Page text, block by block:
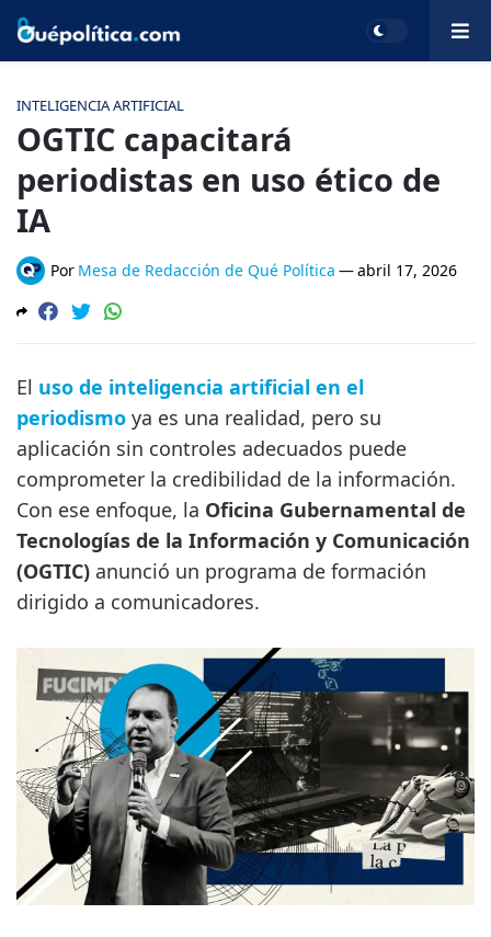
INTELIGENCIA ARTIFICIAL
OGTIC capacitará
periodistas en uso ético de
IA
Por Mesa de Redacción de Qué Política —abril 17, 2026
El uso de inteligencia artificial en el
periodismo ya es una realidad, pero su
aplicación sin controles adecuados puede
comprometer la credibilidad de la información.
Con ese enfoque, la Oficina Gubernamental de
Tecnologías de la Información y Comunicación
(OGTIC) anunció un programa de formación
dirigido a comunicadores.